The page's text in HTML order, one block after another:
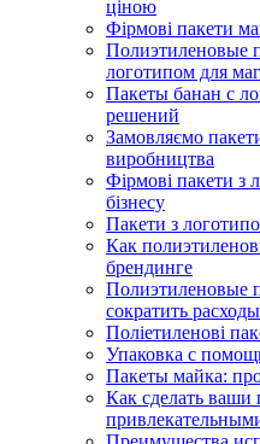
ціною
Фірмові пакети
Полиэтиленовые
логотипом для
Пакеты банан с
решений
Замовляємо
виробництва
Фірмові пакети з
бізнесу
Пакети з
Как
брендинге
Полиэтиленовые
сократить расходы
Поліетиленові
Упаковка с
Пакеты майка:
Как сделать ваши